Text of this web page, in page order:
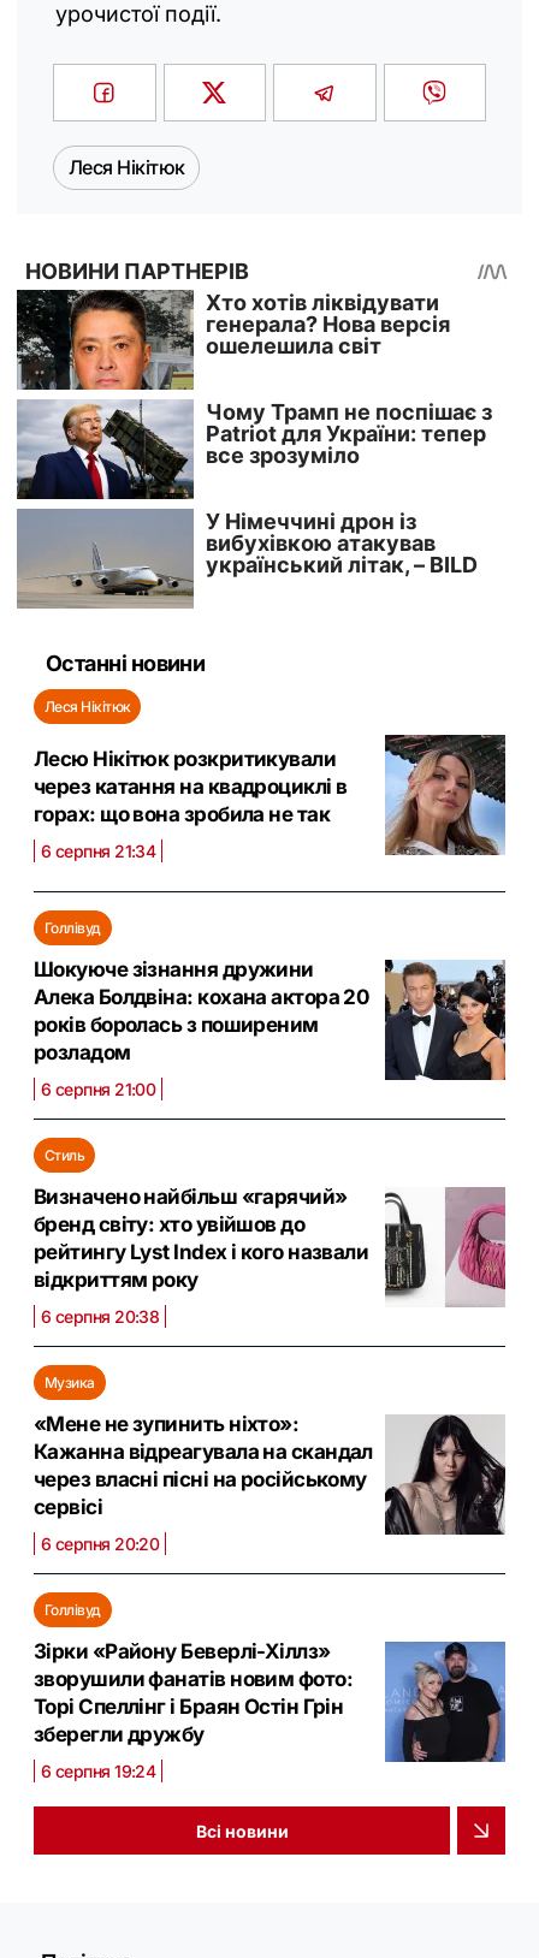
урочистої події.
Леся Нікітюк
Останні новини
Леся Нікітюк
Лесю Нікітюк розкритикували
через катання на квадроциклі в
горах: що вона зробила не так
6 серпня 21:34
Голлівуд
Шокуюче зізнання дружини
Алека Болдвіна: кохана актора 20
років боролась з поширеним
розладом
6 серпня 21:00
Стиль
Визначено найбільш «гарячий»
бренд світу: хто увійшов до
рейтингу Lyst Index і кого назвали
відкриттям року
6 серпня 20:38
Музика
«Мене не зупинить ніхто»:
Кажанна відреагувала на скандал
через власні пісні на російському
сервісі
6 серпня 20:20
Голлівуд
Зірки «Району Беверлі-Хіллз»
зворушили фанатів новим фото:
Торі Спеллінг і Браян Остін Грін
зберегли дружбу
6 серпня 19:24
Всі новини